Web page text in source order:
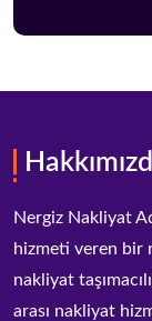
Nergiz Nakliyat
hizmeti veren bir
nakliyat
arası nakliyat